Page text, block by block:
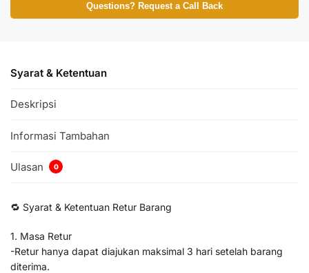
Questions? Request a Call Back
Syarat & Ketentuan
Deskripsi
Informasi Tambahan
Ulasan 0
🔁 Syarat & Ketentuan Retur Barang
1. Masa Retur
-Retur hanya dapat diajukan maksimal 3 hari setelah barang
diterima.